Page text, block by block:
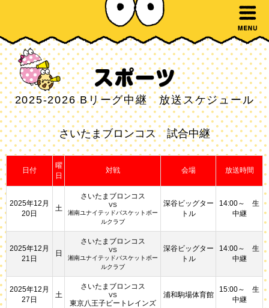
2025-2026 Bリーグ中継 放送スケジュール
さいたまブロンコス 試合中継
日付
曜
日
対戦 会場 放送時間
2025年12月
20日
土
さいたまブロンコス
VS
湘南ユナイテッドバスケットボー
ルクラブ
深谷ビッグター
トル
14:00～ 生
中継
2025年12月
21日
日
さいたまブロンコス
VS
湘南ユナイテッドバスケットボー
ルクラブ
深谷ビッグター
トル
14:00～ 生
中継
2025年12月
27日
土
さいたまブロンコス
VS
東京八王子ビートレインズ
浦和駒場体育館
15:00～ 生
中継